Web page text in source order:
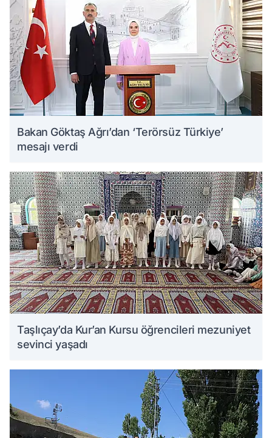
Bakan Göktaş Ağrı’dan ‘Terörsüz Türkiye’
mesajı verdi
Taşlıçay’da Kur’an Kursu öğrencileri mezuniyet
sevinci yaşadı